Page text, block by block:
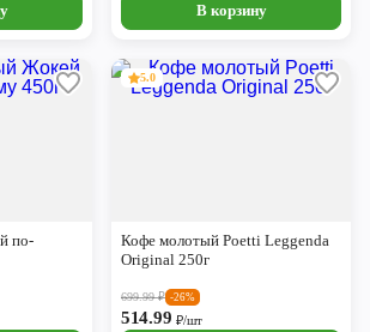
В корзину
по-
5.0
Кофе молотый Poetti Leggenda
Original 250г
699.99₽ -26%
514.99 ₽/шт